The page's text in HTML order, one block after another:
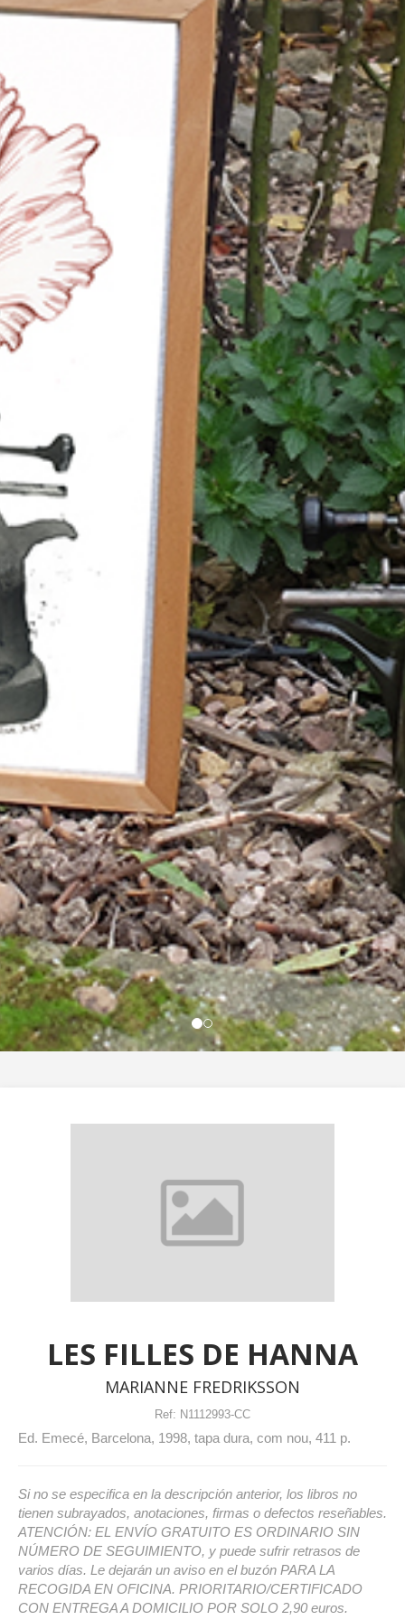
LES FILLES DE HANNA
MARIANNE FREDRIKSSON
Ref: N1112993-CC
Ed. Emecé, Barcelona, 1998, tapa dura, com nou, 411 p.
Si no se especifica en la descripción anterior, los libros no
tienen subrayados, anotaciones, firmas o defectos reseñables.
ATENCIÓN: EL ENVÍO GRATUITO ES ORDINARIO SIN
NÚMERO DE SEGUIMIENTO, y puede sufrir retrasos de
varios días. Le dejarán un aviso en el buzón PARA LA
RECOGIDA EN OFICINA. PRIORITARIO/CERTIFICADO
CON ENTREGA A DOMICILIO POR SOLO 2,90 euros.